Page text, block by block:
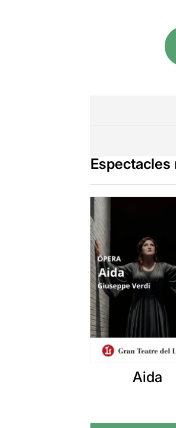
Espectacles
Aida